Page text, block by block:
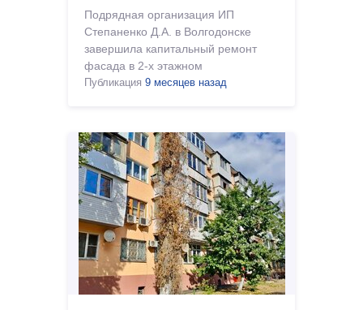
Подрядная организация ИП
Степаненко Д.А. в Волгодонске
завершила капитальный ремонт
фасада в 2-х этажном
многоквартирном доме 1954 года
Публикация 9 месяцев назад